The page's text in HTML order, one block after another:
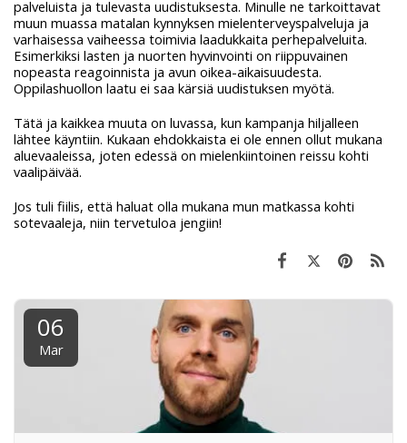
palveluista ja tulevasta uudistuksesta. Minulle ne tarkoittavat
muun muassa matalan kynnyksen mielenterveyspalveluja ja
varhaisessa vaiheessa toimivia laadukkaita perhepalveluita.
Esimerkiksi lasten ja nuorten hyvinvointi on riippuvainen
nopeasta reagoinnista ja avun oikea-aikaisuudesta.
Oppilashuollon laatu ei saa kärsiä uudistuksen myötä.
Tätä ja kaikkea muuta on luvassa, kun kampanja hiljalleen
lähtee käyntiin. Kukaan ehdokkaista ei ole ennen ollut mukana
aluevaaleissa, joten edessä on mielenkiintoinen reissu kohti
vaalipäivää.
Jos tuli fiilis, että haluat olla mukana mun matkassa kohti
sotevaaleja, niin tervetuloa jengiin!
06
Mar